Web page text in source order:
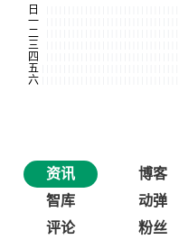
资讯 博客
智库
动弹
评论
粉丝